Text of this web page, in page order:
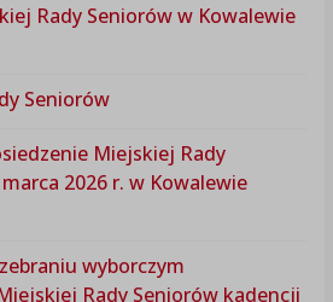
Rady Seniorów w Kowalewie
Seniorów
Miejskiej Rady
2026 r. w Kowalewie
wyborczym
Rady Seniorów kadencji